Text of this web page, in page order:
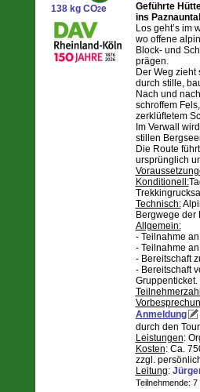
138 kg CO2e
Geführte
ins Paznauntal
Los geht’s im
wo offene
Block- und
prägen.
Der Weg
durch stille,
Nach und
schroffem
zerklüftetem
Im Verwall
stillen
Die Route
ursprünglich
Konditionell:
Technisch:
Bergwege
Allgemein:
- Teilnahme
- Teilnahme
- Bereitschaft
- Bereitschaft
Gruppenticket.
Anmeldung
durch den
Leistungen:
Kosten: Ca.
zzgl.
Leitung:
Teilnehmende: